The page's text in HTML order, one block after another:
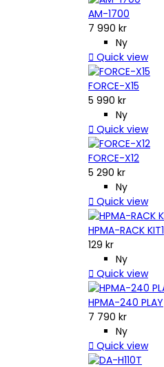
AM-1700
7 990 kr
Ny
 Quick view
FORCE-X15
5 990 kr
Ny
 Quick view
FORCE-X12
5 290 kr
Ny
 Quick view
HPMA-RACK KIT1
129 kr
Ny
 Quick view
HPMA-240 PLAY
7 790 kr
Ny
 Quick view